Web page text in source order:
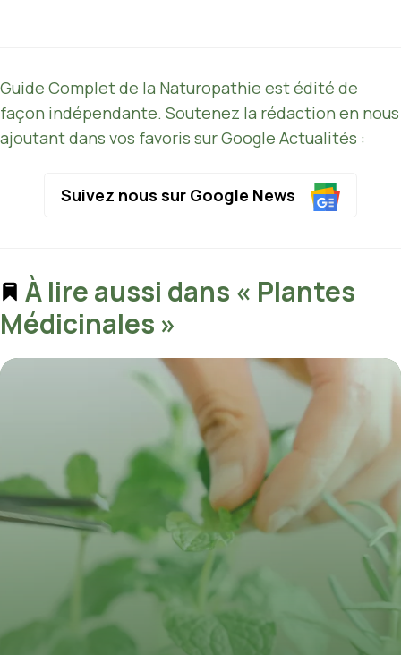
Guide Complet de la Naturopathie est édité de
façon indépendante. Soutenez la rédaction en nous
ajoutant dans vos favoris sur Google Actualités :
Suivez nous sur Google News
À lire aussi dans « Plantes
Médicinales »